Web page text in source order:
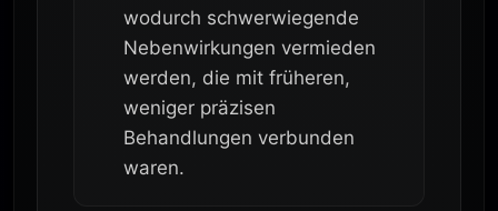
wodurch schwerwiegende
Nebenwirkungen vermieden
werden, die mit früheren,
weniger präzisen
Behandlungen verbunden
waren.